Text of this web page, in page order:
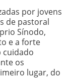
por jovens
de pastoral
Sínodo,
e a forte
cuidado
os
lugar, do